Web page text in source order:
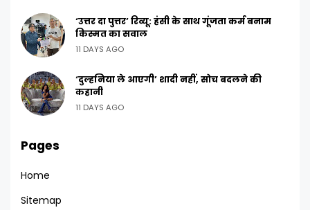
‘उत्तर दा पुत्तर’ रिव्यू: हंसी के साथ गूंजता कर्म बनाम
किस्मत का सवाल
11 DAYS AGO
‘दुल्हनिया ले आएगी’ शादी नहीं, सोच बदलने की
कहानी
11 DAYS AGO
Pages
Home
Sitemap